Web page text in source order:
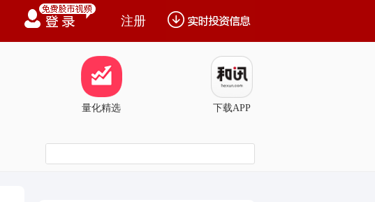
注册
量化精选 下载APP